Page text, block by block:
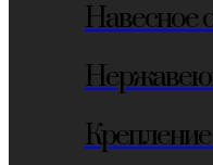
Навесное
Крепление